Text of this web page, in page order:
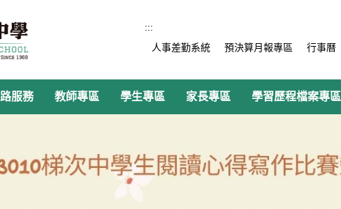
:::
人事差勤系統
預決算月報專區 行事曆
服務 教師專區 學生專區 家長專區 學習歷程檔案專區